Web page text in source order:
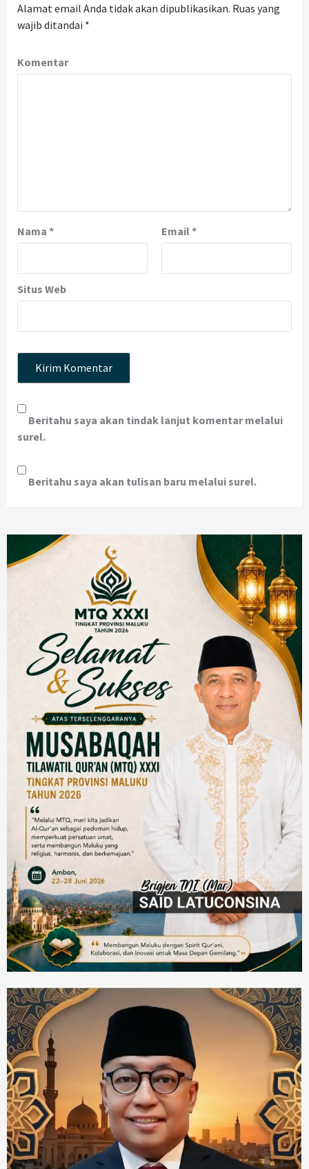
Alamat email Anda tidak akan dipublikasikan. Ruas yang
wajib ditandai *
Komentar
Nama * Email *
Situs Web
Beritahu saya akan tindak lanjut komentar melalui
surel.
Beritahu saya akan tulisan baru melalui surel.